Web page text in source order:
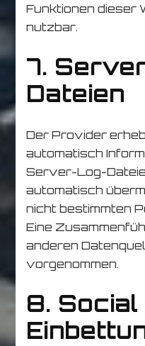
Funktionen dieser
nutzbar.
7.
Dateien
Der Provider
automatisch
Server-Log-
automatisch
nicht bestimmten
Eine
anderen
vorgenommen.
8. Social